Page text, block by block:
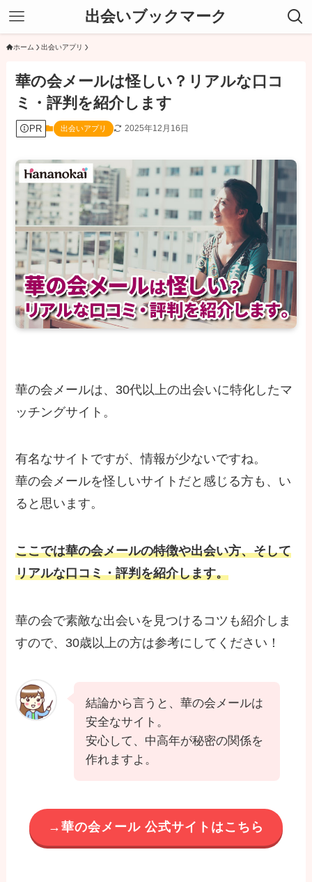
出会いブックマーク
ホーム 出会いアプリ
華の会メールは怪しい？リアルな口コ
ミ・評判を紹介します
PR 出会いアプリ 2025年12月16日
華の会メールは、30代以上の出会いに特化したマ
ッチングサイト。
有名なサイトですが、情報が少ないですね。
華の会メールを怪しいサイトだと感じる方も、い
ると思います。
ここでは華の会メールの特徴や出会い方、そして
リアルな口コミ・評判を紹介します。
華の会で素敵な出会いを見つけるコツも紹介しま
すので、30歳以上の方は参考にしてください！
結論から言うと、華の会メールは
安全なサイト。
安心して、中高年が秘密の関係を
作れますよ。
→華の会メール 公式サイトはこちら